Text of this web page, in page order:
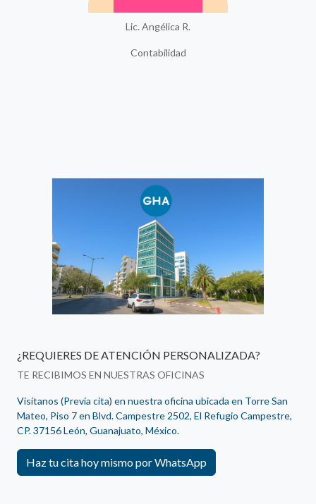
Lic. Angélica R.
Contabilidad
¿REQUIERES DE ATENCIÓN PERSONALIZADA?
TE RECIBIMOS EN NUESTRAS OFICINAS
Visítanos (Previa cita) en nuestra oficina ubicada en Torre San
Mateo, Piso 7 en Blvd. Campestre 2502, El Refugio Campestre,
CP. 37156 León, Guanajuato, México.
Haz tu cita hoy mismo por WhatsApp